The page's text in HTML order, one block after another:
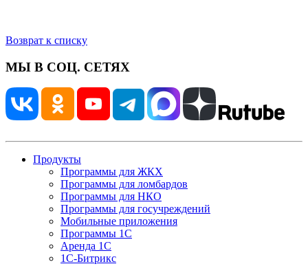
Возврат к списку
МЫ В СОЦ. СЕТЯХ
Продукты
Программы для ЖКХ
Программы для ломбардов
Программы для НКО
Программы для госучреждений
Мобильные приложения
Программы 1С
Аренда 1С
1С-Битрикс